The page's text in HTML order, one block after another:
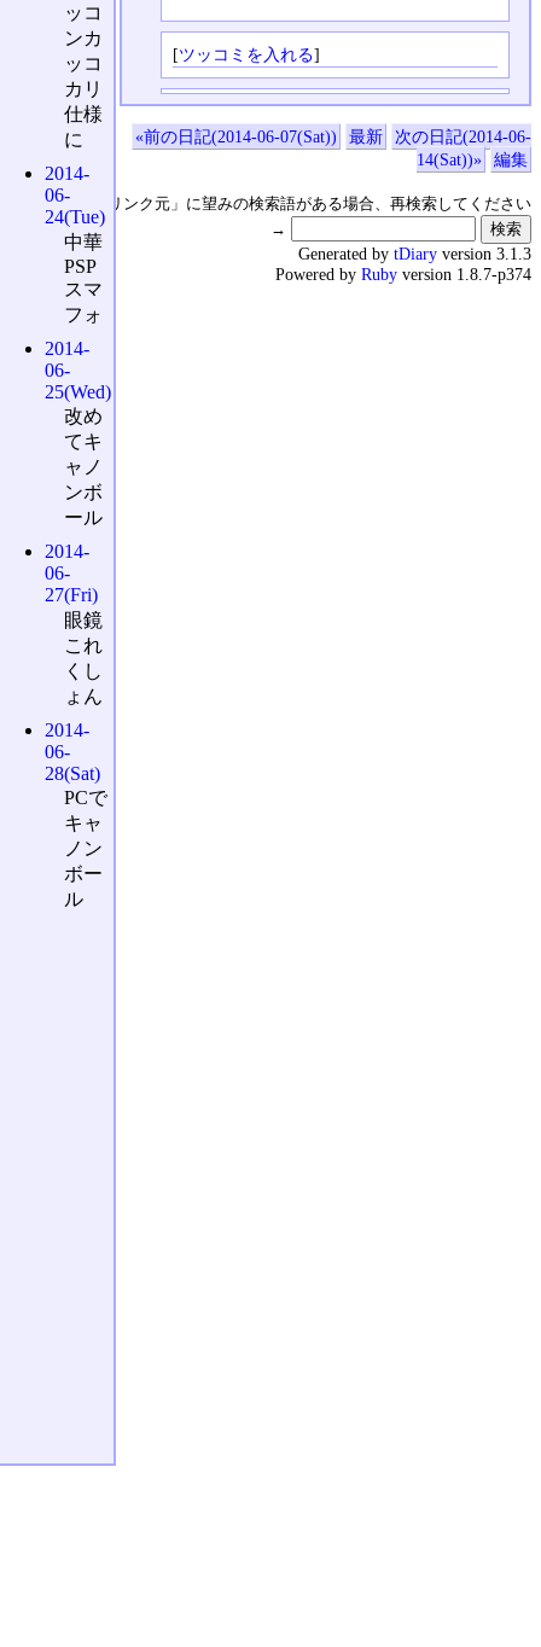
[ツッコミを入れる]
«前の日記(2014-06-07(Sat)) 最新
次の日記(2014-06-
14(Sat))»
編集
↑の「本日のリンク元」に望みの検索語がある場合、再検索してください
→
ッコ
ンカ
ッコ
カリ
仕様
に
2014-
06-
24(Tue)
中華
PSP
スマ
フォ
2014-
06-
25(Wed)
改め
てキ
ャノ
ンボ
ール
2014-
06-
27(Fri)
眼鏡
これ
くし
ょん
2014-
06-
28(Sat)
PCで
キャ
ノン
ボー
ル
Generated by tDiary version 3.1.3
Powered by Ruby version 1.8.7-p374